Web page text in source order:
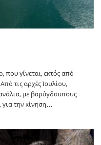
που γίνεται, εκτός από
τις αρχές Ιουλίου,
με βαρύγδουπους
για την κίνηση…